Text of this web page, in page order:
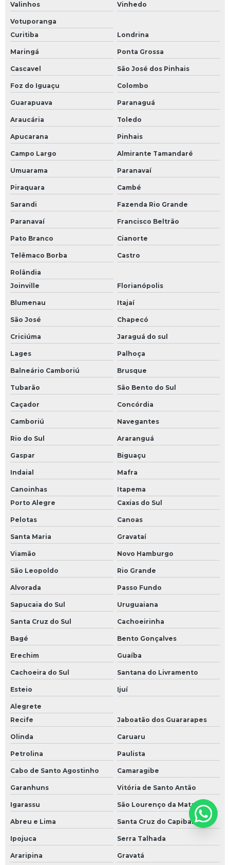
Valinhos Vinhedo
Votuporanga
Curitiba
Londrina
Maringá Ponta Grossa
Cascavel São José dos Pinhais
Foz do Iguaçu Colombo
Guarapuava Paranaguá
Araucária Toledo
Apucarana Pinhais
Campo Largo Almirante Tamandaré
Umuarama Paranavaí
Piraquara Cambé
Sarandi Fazenda Rio Grande
Paranavaí Francisco Beltrão
Pato Branco Cianorte
Telêmaco Borba Castro
Rolândia
Joinville
Florianópolis
Blumenau Itajaí
São José Chapecó
Criciúma Jaraguá do sul
Lages Palhoça
Balneário Camboriú Brusque
Tubarão São Bento do Sul
Caçador Concórdia
Camboriú Navegantes
Rio do Sul Araranguá
Gaspar Biguaçu
Indaial Mafra
Canoinhas
Itapema
Porto Alegre
Caxias do Sul
Pelotas Canoas
Santa Maria Gravataí
Viamão Novo Hamburgo
São Leopoldo Rio Grande
Alvorada Passo Fundo
Sapucaia do Sul Uruguaiana
Santa Cruz do Sul Cachoeirinha
Bagé Bento Gonçalves
Erechim Guaíba
Cachoeira do Sul Santana do Livramento
Esteio Ijuí
Alegrete
Recife
Jaboatão dos Guararapes
Olinda Caruaru
Petrolina Paulista
Cabo de Santo Agostinho Camaragibe
Garanhuns Vitória de Santo Antão
Igarassu São Lourenço da Mata
Abreu e Lima Santa Cruz do Capibaribe
Ipojuca Serra Talhada
Araripina Gravatá